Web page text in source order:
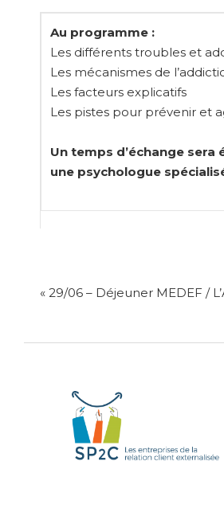
Au programme :
Les différents troubles et
Les mécanismes de
Les facteurs explicatifs
Les pistes pour prévenir et
Un temps d’échange
une psychologue
NAVIGATION
« 29/06 – Déjeuner MEDEF /